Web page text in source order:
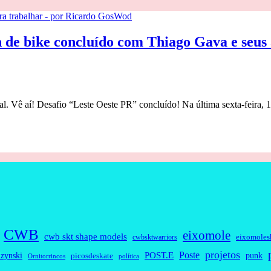
trabalhar - por Ricardo GosWod
de bike concluído com Thiago Gava e
Vê aí! Desafio “Leste Oeste PR” concluído! Na última sexta-feira,
CWB cwb skt shape models cwbsktwarriors eixomole
Ornitorrincos picosdeskate política POST.E Poste projetos punk